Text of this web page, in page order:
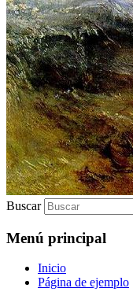
Buscar
Menú principal
Inicio
Página de ejemplo